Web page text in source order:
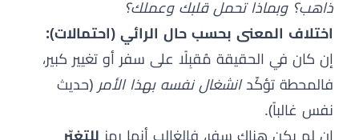
ذاهب؟ وبماذا تحمل قلبك وعملك؟
اختلاف المعنى بحسب حال الرائي (احتمالات):
إن كان في الحقيقة مُقبِلًا على سفر أو تغيير كبير،
فالمحطة تؤكّدانشغال نفسه بهذا الأمر(حديث
نفس غالباً).